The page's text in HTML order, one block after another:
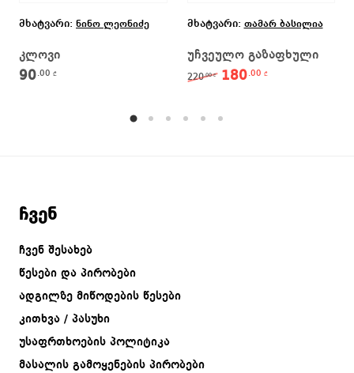
მხატვარი: ნინო ლეონიძე
კლოვი
90.00 ₾
მხატვარი: თამარ ბასილია
უჩვეულო გაზაფხული
220.00₾ Original price was:
180.00₾
ჩვენ
ჩვენ შესახებ
წესები და პირობები
ადგილზე მიწოდების წესები
კითხვა / პასუხი
უსაფრთხოების პოლიტიკა
მასალის გამოყენების პირობები